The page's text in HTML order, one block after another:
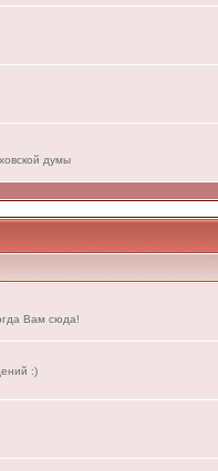
думы
Вам сюда!
:)